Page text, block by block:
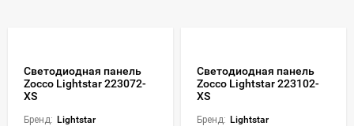
Светодиодная панель
Zocco Lightstar 223072-
XS
Бренд: Lightstar
Светодиодная панель
Zocco Lightstar 223102-
XS
Бренд: Lightstar